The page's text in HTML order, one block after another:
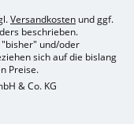
Versandkosten und ggf.
beschrieben.
und/oder
sich auf die bislang
Preise.
& Co. KG